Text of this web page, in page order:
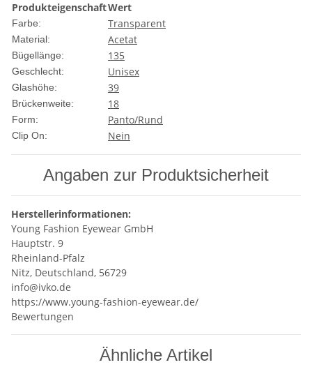
ProdukteigenschaftWert
Farbe: Transparent
Material: Acetat
Bügellänge: 135
Geschlecht: Unisex
Glashöhe: 39
Brückenweite: 18
Form: Panto/Rund
Clip On: Nein
Angaben zur Produktsicherheit
Herstellerinformationen:
Young Fashion Eyewear GmbH
Hauptstr. 9
Rheinland-Pfalz
Nitz, Deutschland, 56729
info@ivko.de
https://www.young-fashion-eyewear.de/
Bewertungen
Ähnliche Artikel